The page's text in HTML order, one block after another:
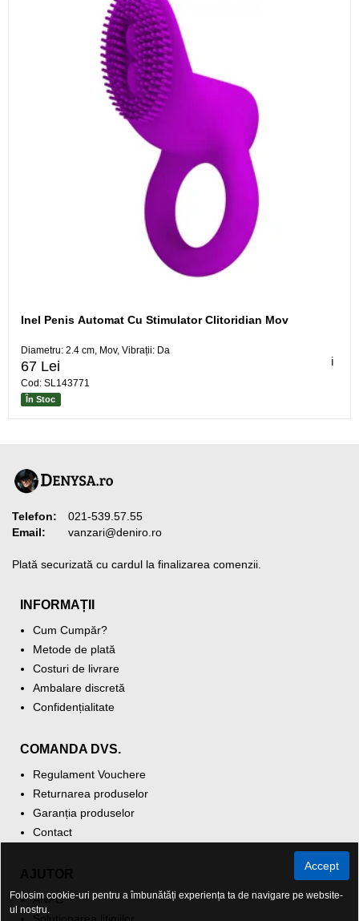
ℹ️
Inel Penis Automat Cu Stimulator Clitoridian Mov
Diametru: 2.4 cm, Mov, Vibrații: Da
67 Lei
Cod: SL143771
În Stoc
Telefon:
021-539.57.55
Email:
vanzari@deniro.ro
Plată securizată cu cardul la finalizarea comenzii.
INFORMAȚII
Cum Cumpăr?
Metode de plată
Costuri de livrare
Ambalare discretă
Confidențialitate
COMANDA DVS.
Regulament Vouchere
Returnarea produselor
Garanția produselor
Contact
ANPC
Accept
Folosim cookie-uri pentru a îmbunătăți experiența ta de navigare pe website-
ul nostru.